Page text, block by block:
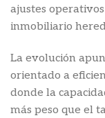
ajustes
inmobiliario
La evolución
orientado a
donde la
más peso que el